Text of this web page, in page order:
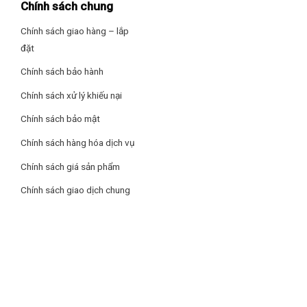
Chính sách chung
Chính sách giao hàng – lắp
đặt
Chính sách bảo hành
Chính sách xử lý khiếu nại
Chính sách bảo mật
Chính sách hàng hóa dịch vụ
Chính sách giá sản phẩm
Chính sách giao dịch chung